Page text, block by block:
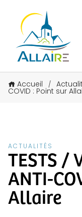
Accueil /
COVID : Point sur
ACTUALITÉS
TESTS /
ANTI-
Allaire